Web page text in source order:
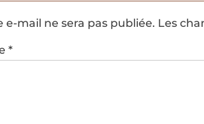
e-mail ne sera pas publiée. Les
*